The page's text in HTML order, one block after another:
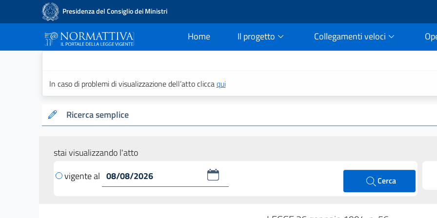
Presidenza del Consiglio dei Ministri
Home
current Il progetto Collegamenti veloci
In caso di problemi di visualizzazione dell’atto cliccaqui
Ricerca semplice
stai visualizzando l'atto
vigente al
Cerca